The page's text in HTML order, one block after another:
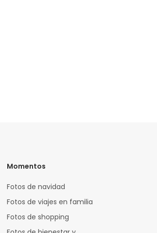
Momentos
Fotos de navidad
Fotos de viajes en familia
Fotos de shopping